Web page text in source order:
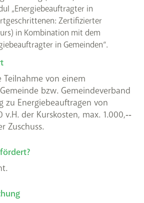
„Energiebeauftragter in
Zertifizierter
in Kombination mit dem
in Gemeinden“.
von einem
bzw. Gemeindeverband
zu Energiebeauftragen von
der Kurskosten, max. 1.000,‐‐
Zuschuss.